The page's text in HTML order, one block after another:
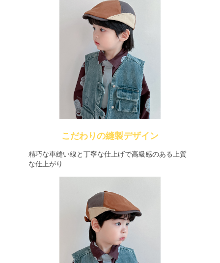
こだわりの縫製デザイン
精巧な車縫い線と丁寧な仕上げで高級感のある上質
な仕上がり